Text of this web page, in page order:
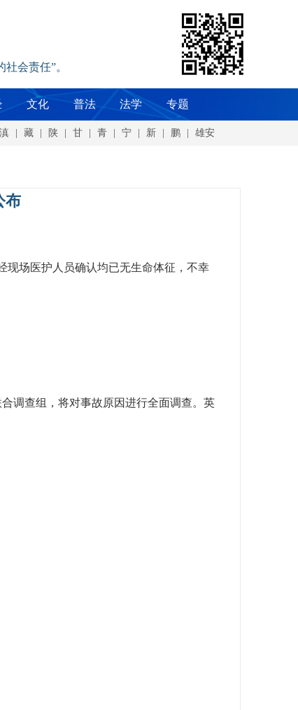
会责任”。
文化 普法 法学 专题
滇 藏 陕 甘 青 宁 新 鹏 雄安
布
现场医护人员确认均已无生命体征，不幸
调查组，将对事故原因进行全面调查。英